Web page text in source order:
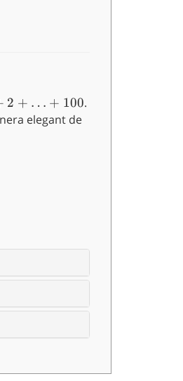
2 + … + 100.
elegant de
+ 1) =
\cdot 100 \implies S =